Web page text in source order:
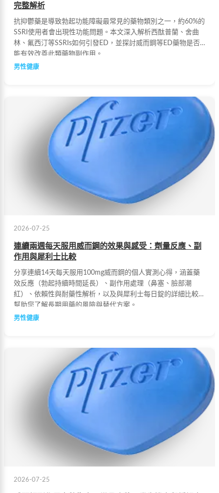
完整解析
抗抑鬱藥是導致勃起功能障礙最常見的藥物類別之一，約60%的
SSRI使用者會出現性功能問題。本文深入解析西酞普蘭、舍曲
林、氟西汀等SSRIs如何引發ED，並探討威而鋼等ED藥物是否
能有效改善此類藥物副作用。
男性健康
2026-07-25
連續兩週每天服用威而鋼的效果與感受：劑量反應、副
作用與犀利士比較
分享連續14天每天服用100mg威而鋼的個人實測心得，涵蓋藥
效反應（勃起持續時間延長）、副作用處理（鼻塞、臉部潮
紅）、依賴性與耐藥性解析，以及與犀利士每日錠的詳細比較，
幫助您了解長期用藥的風險與替代方案。
男性健康
2026-07-25